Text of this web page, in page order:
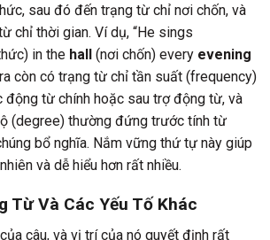
sau đó đến trạng từ chỉ nơi chốn, và
chỉ thời gian. Ví dụ, “He sings
in the hall (nơi chốn) every evening
còn có trạng từ chỉ tần suất (frequency)
từ chính hoặc sau trợ động từ, và
(degree) thường đứng trước tính từ
bổ nghĩa. Nắm vững thứ tự này giúp
và dễ hiểu hơn rất nhiều.
Từ Và Các Yếu Tố Khác
câu, và vị trí của nó quyết định rất